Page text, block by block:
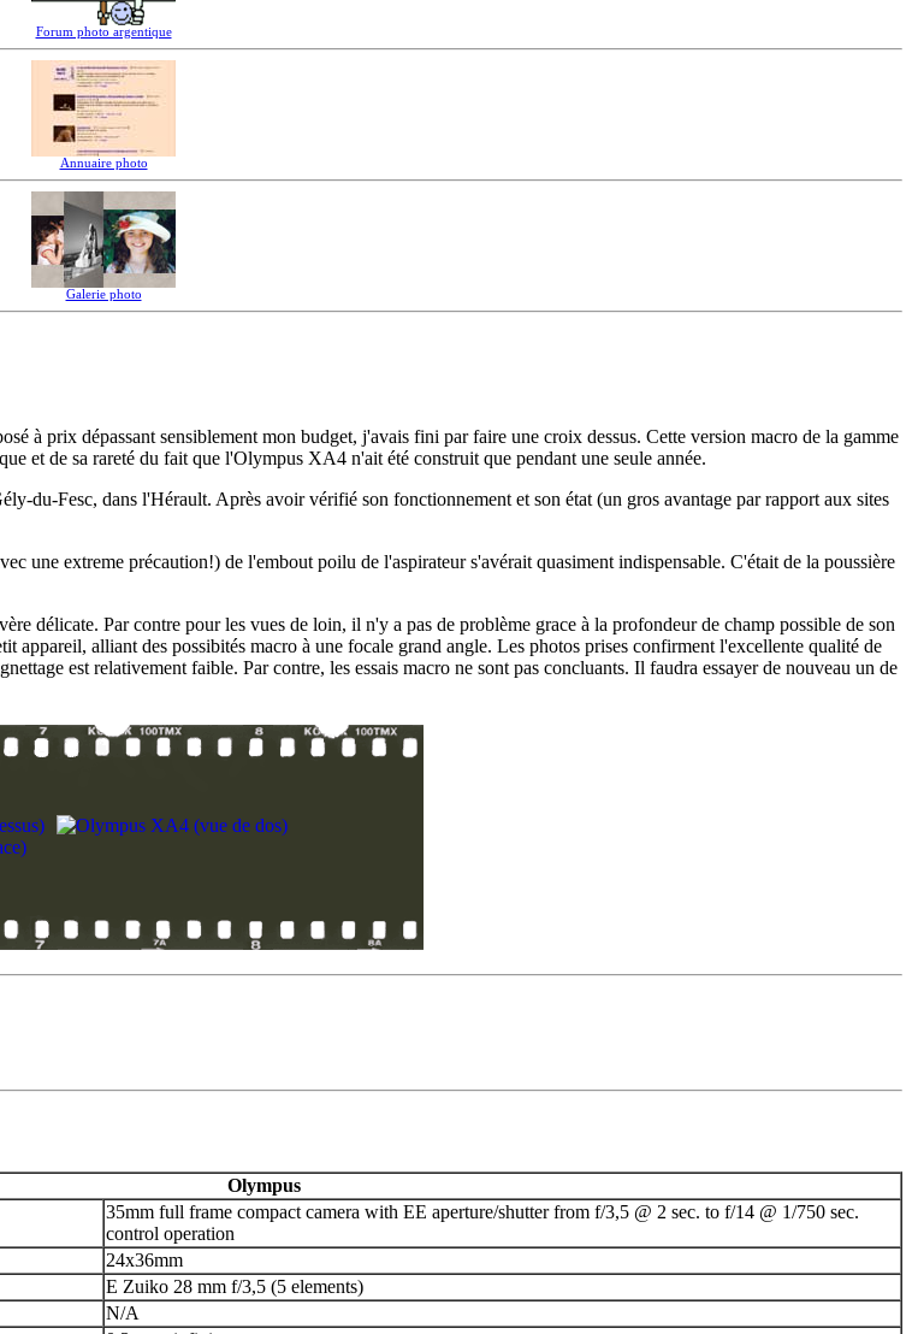
Forum photo argentique
Annuaire photo
Galerie photo
à prix dépassant sensiblement mon budget, j'avais fini par faire une croix dessus. Cette version macro de la gamme
et de sa rareté du fait que l'Olympus XA4 n'ait été construit que pendant une seule année.
du-Fesc, dans l'Hérault. Après avoir vérifié son fonctionnement et son état (un gros avantage par rapport aux sites
une extreme précaution!) de l'embout poilu de l'aspirateur s'avérait quasiment indispensable. C'était de la poussière
délicate. Par contre pour les vues de loin, il n'y a pas de problème grace à la profondeur de champ possible de son
appareil, alliant des possibités macro à une focale grand angle. Les photos prises confirment l'excellente qualité de
est relativement faible. Par contre, les essais macro ne sont pas concluants. Il faudra essayer de nouveau un de
Olympus
35mm full frame compact camera with EE aperture/shutter from f/3,5 @ 2 sec. to f/14 @ 1/750 sec.
control operation
24x36mm
E Zuiko 28 mm f/3,5 (5 elements)
N/A